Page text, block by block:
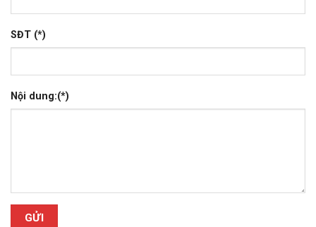
SĐT (*)
Nội dung:(*)